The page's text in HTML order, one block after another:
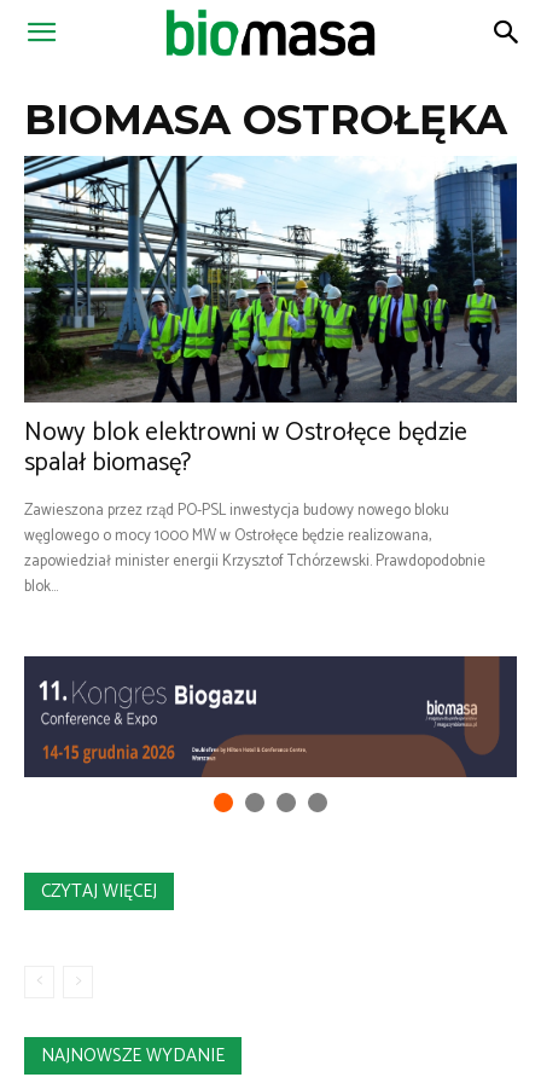
Magazyn
BIOMASA OSTROŁĘKA
Nowy blok elektrowni w Ostrołęce będzie
spalał biomasę?
Zawieszona przez rząd PO-PSL inwestycja budowy nowego bloku
węglowego o mocy 1000 MW w Ostrołęce będzie realizowana,
zapowiedział minister energii Krzysztof Tchórzewski. Prawdopodobnie
blok...
CZYTAJ WIĘCEJ
NAJNOWSZE WYDANIE